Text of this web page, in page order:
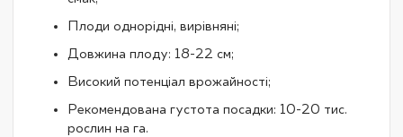
Плоди однорідні, вирівняні;
Довжина плоду: 18-22 см;
Високий потенціал врожайності;
Рекомендована густота посадки: 10-20 тис.
рослин на га.